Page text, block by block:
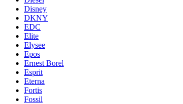
Disney
DKNY
EDC
Elite
Elysee
Epos
Ernest Borel
Esprit
Eterna
Fortis
Fossil